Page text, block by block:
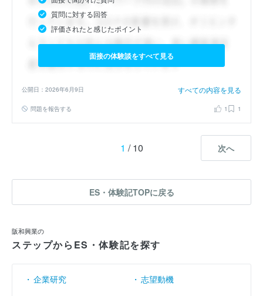
質問に対する回答
評価されたと感じたポイント
面接の体験談をすべて見る
公開日：2026年6月9日 すべての内容を見る
問題を報告する 1 1
1 / 10 次へ
ES・体験記TOPに戻る
阪和興業の
ステップからES・体験記を探す
企業研究
志望動機